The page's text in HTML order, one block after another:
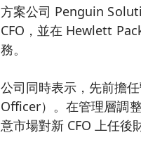
方案公司 Penguin
CFO，並在 Hewlett
務。
公司同時表示，先前擔
Officer）。在管理層調
意市場對新 CFO 上任後